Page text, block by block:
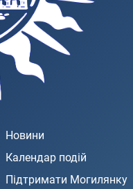
Новини
Календар подій
Підтримати Могилянку